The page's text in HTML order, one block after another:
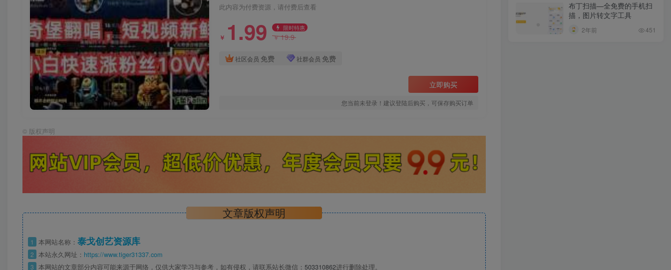
此内容为付费资源，请付费后查看
￥ 1.99 限时特惠
￥19.9
社区会员 免费 社群会员 免费
立即购买
您当前未登录！建议登陆后购买，可保存购买订单
© 版权声明
文章版权声明
1 本网站名称： 泰戈创艺资源库
2 本站永久网址： https://www.tiger31337.com
3 本网站的文章部分内容可能来源于网络，仅供大家学习与参考，如有侵权，请联系站长微信： 503310862进行删除处理。
布丁扫描—全免费的手机扫
描，图片转文字工具
2年前 451